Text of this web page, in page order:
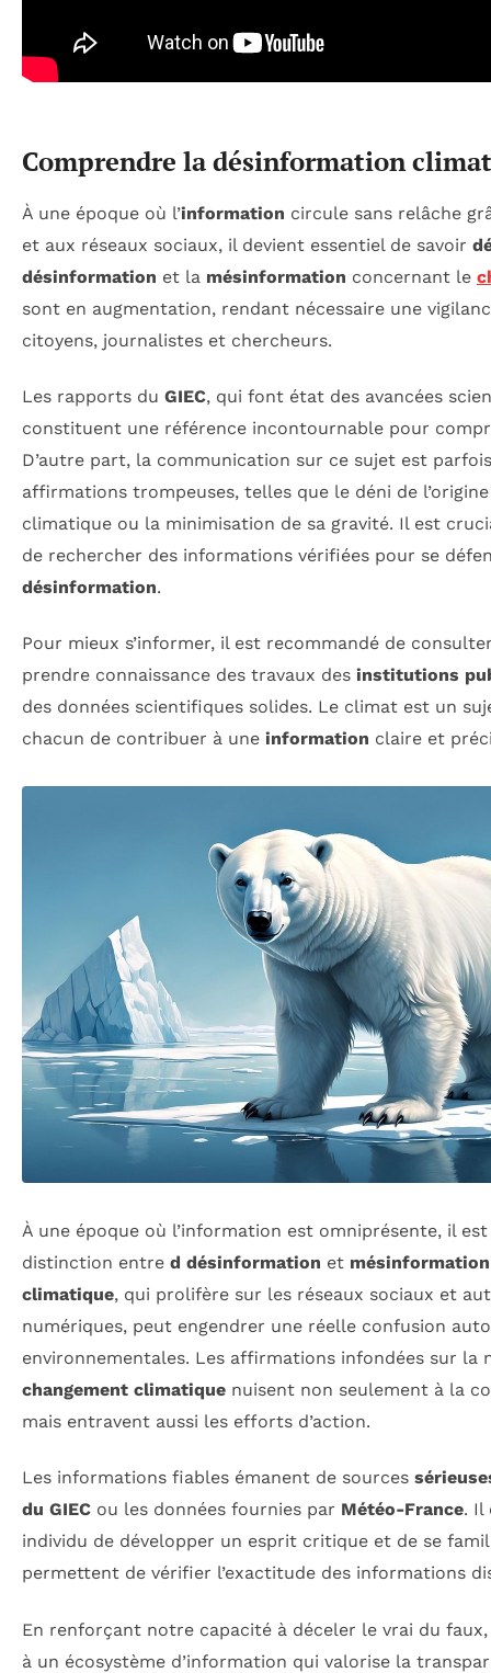
Comprendre la désinformation
À une époque où l’information circule sans relâche
et aux réseaux sociaux, il devient essentiel de savoir
désinformation et la mésinformation concernant le
sont en augmentation, rendant nécessaire une
citoyens, journalistes et chercheurs.
Les rapports du GIEC, qui font état des avancées
constituent une référence incontournable pour
D’autre part, la communication sur ce sujet est
affirmations trompeuses, telles que le déni de
climatique ou la minimisation de sa gravité. Il est
de rechercher des informations vérifiées pour se
désinformation.
Pour mieux s’informer, il est recommandé de
prendre connaissance des travaux des institutions
des données scientifiques solides. Le climat est un
chacun de contribuer à une information claire et
À une époque où l’information est omniprésente, il
distinction entre d désinformation et mésinformation
climatique, qui prolifère sur les réseaux sociaux et
numériques, peut engendrer une réelle confusion
environnementales. Les affirmations infondées sur la
changement climatique nuisent non seulement à la
mais entravent aussi les efforts d’action.
Les informations fiables émanent de sources
du GIEC ou les données fournies par Météo-France. Il
individu de développer un esprit critique et de se
permettent de vérifier l’exactitude des informations
En renforçant notre capacité à déceler le vrai du
à un écosystème d’information qui valorise la